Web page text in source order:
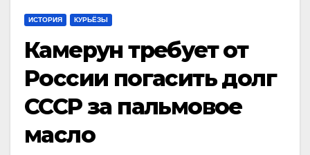
ИСТОРИЯ КУРЬЁЗЫ
Камерун требует от
России погасить долг
СССР за пальмовое
масло